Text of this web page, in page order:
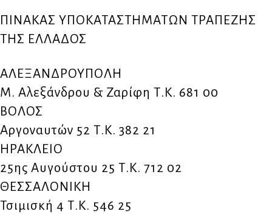
ΠΙΝΑΚΑΣ ΥΠΟΚΑΤΑΣΤΗΜΑΤΩΝ ΤΡΑΠΕΖΗΣ
ΤΗΣ ΕΛΛΑΔΟΣ
ΑΛΕΞΑΝΔΡΟΥΠΟΛΗ
Μ. Αλεξάνδρου & Ζαρίφη Τ.Κ. 681 00
ΒΟΛΟΣ
Αργοναυτών 52 Τ.Κ. 382 21
ΗΡΑΚΛΕΙΟ
25ης Αυγούστου 25 Τ.Κ. 712 02
ΘΕΣΣΑΛΟΝΙΚΗ
Τσιμισκή 4 Τ.Κ. 546 25